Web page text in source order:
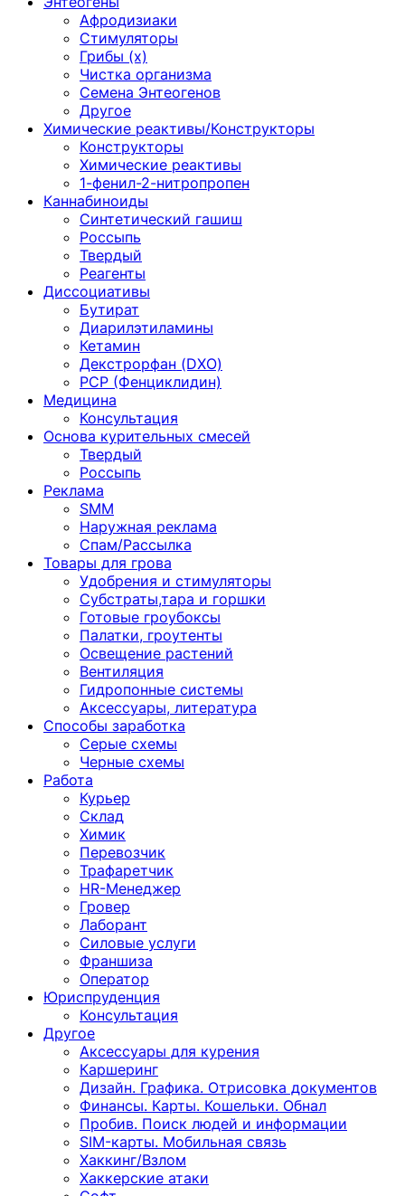
Афродизиаки
Стимуляторы
Грибы (х)
Чистка организма
Семена Энтеогенов
Другое
Химические реактивы/Конструкторы
Конструкторы
Химические реактивы
1-фенил-2-нитропропен
Каннабиноиды
Синтетический гашиш
Россыпь
Твердый
Реагенты
Диссоциативы
Бутират
Диарилэтиламины
Кетамин
Декстрорфан (DXO)
PCP (Фенциклидин)
Медицина
Консультация
Основа курительных смесей
Твердый
Россыпь
Реклама
SMM
Наружная реклама
Спам/Рассылка
Товары для грова
Удобрения и стимуляторы
Субстраты,тара и горшки
Готовые гроубоксы
Палатки, гроутенты
Освещение растений
Вентиляция
Гидропонные системы
Аксессуары, литература
Способы заработка
Серые схемы
Черные схемы
Работа
Курьер
Склад
Химик
Перевозчик
Трафаретчик
HR-Менеджер
Гровер
Лаборант
Силовые услуги
Франшиза
Оператор
Юриспруденция
Консультация
Другoе
Аксессуары для курения
Каршеринг
Дизайн. Графика. Отрисовка документов
Финансы. Карты. Кошельки. Обнал
Пробив. Поиск людей и информации
SIM-карты. Мобильная связь
Хаккинг/Взлом
Хаккерские атаки